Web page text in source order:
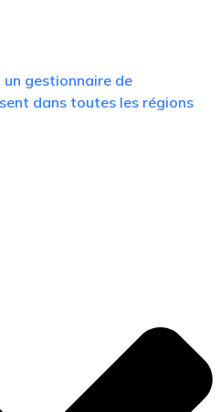
un gestionnaire de
dans toutes les régions